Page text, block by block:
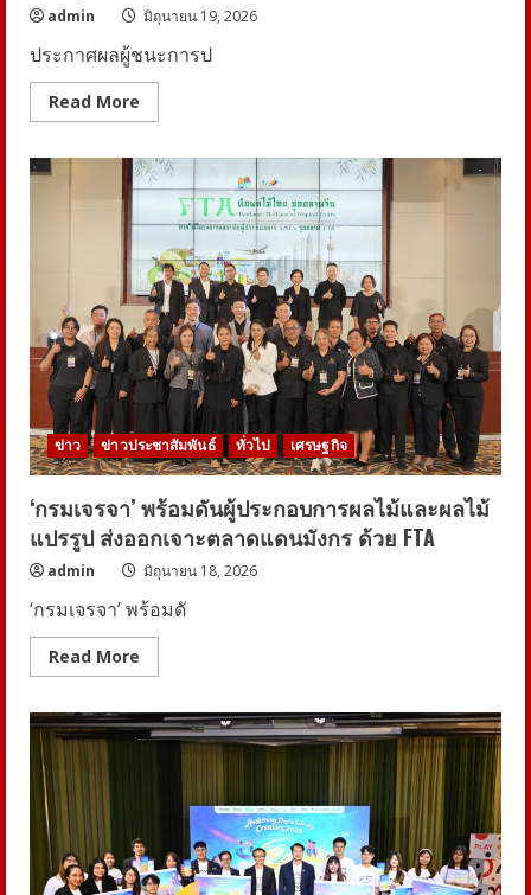
admin มิถุนายน 19, 2026
ประกาศผลผู้ชนะการป
Read More
more
ผล
ผู้
ประกวด
ภาพ
วาด
ระบาย
สี
“รถยนต์
ใน
ฝัน”
“TOYOTA
Dream
Car
Contest
2026”
ชิง
ถ้วย
พระราชทาน
สมเด็จ
พระ
กนิษฐา
ธิ
ราช
เจ้า
กรม
สมเด็จ
รัตน
สุ
ดาฯ
สยาม
ข่าว ข่าวประชาสัมพันธ์ ทั่วไป เศรษฐกิจ
‘กรมเจรจา’ พร้อมดันผู้ประกอบการผลไม้และผลไม้
แปรรูป ส่งออกเจาะตลาดแดนมังกร ด้วย FTA
admin มิถุนายน 18, 2026
‘กรมเจรจา’ พร้อมดั
Read More
more
เจรจา’
พร้อม
ไม้
และ
ผล
ไม้